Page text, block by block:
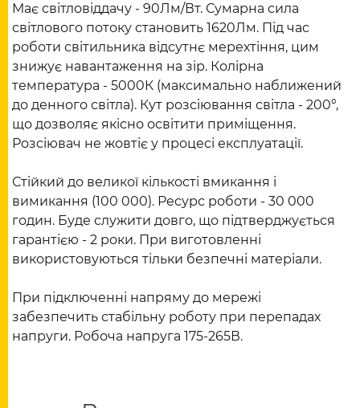
Має світловіддачу - 90Лм/Вт. Сумарна сила
світлового потоку становить 1620Лм. Під час
роботи світильника відсутнє мерехтіння, цим
знижує навантаження на зір. Колірна
температура - 5000К (максимально наближений
до денного світла). Кут розсіювання світла - 200°,
що дозволяє якісно освітити приміщення.
Розсіювач не жовтіє у процесі експлуатації.
Стійкий до великої кількості вмикання і
вимикання (100 000). Ресурс роботи - 30 000
годин. Буде служити довго, що підтверджується
гарантією - 2 роки. При виготовленні
використовуються тільки безпечні матеріали.
При підключенні напряму до мережі
забезпечить стабільну роботу при перепадах
напруги. Робоча напруга 175-265В.